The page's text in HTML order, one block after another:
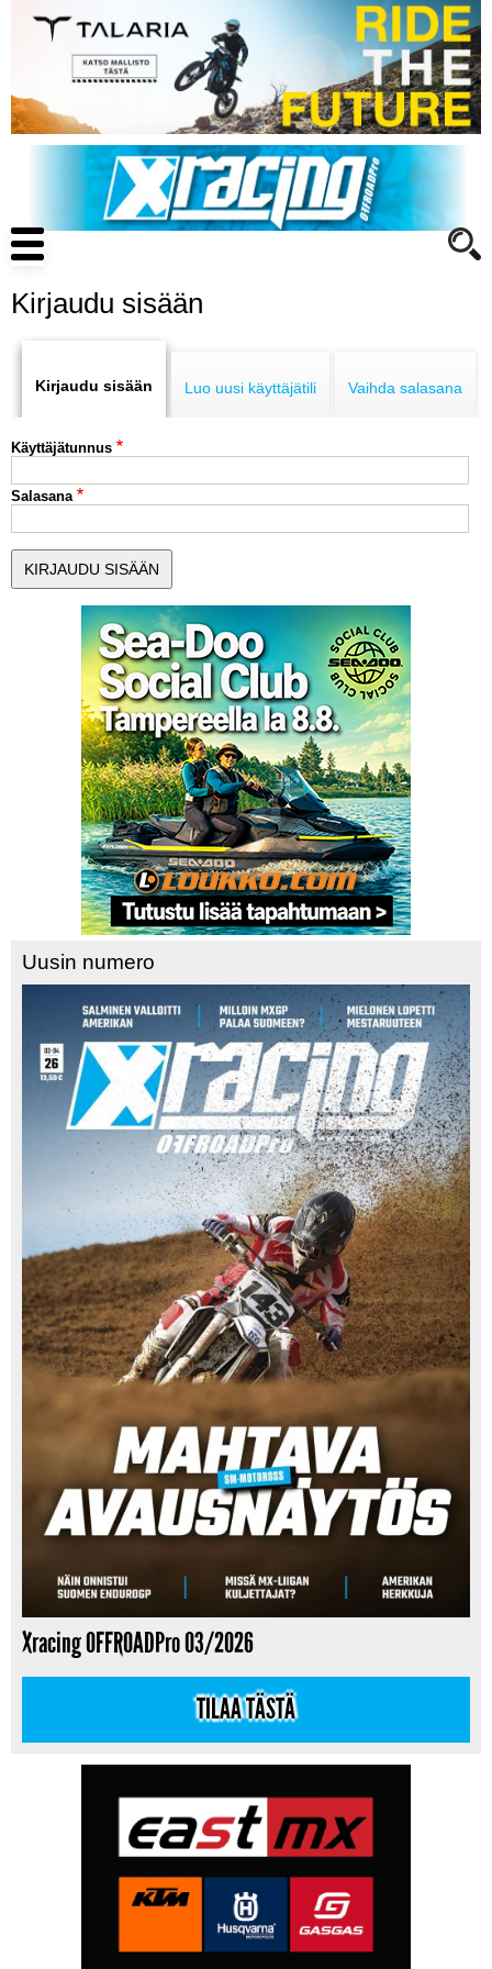
pääsisältöön
Main
navigation
ENDURO
LUE DIGILEHDET
ASIAKASPALVELU JA
OHJEET
MEDIATIEDOT
YHTEYSTIEDOT
Kirjaudu sisään
tabs
Kirjaudu sisään Luo uusi käyttäjätili Vaihda salasana
Käyttäjätunnus
Salasana
Uusin numero
Xracing OFFROADPro 03/2026
TILAA TÄSTÄ